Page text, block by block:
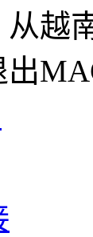
从越
出